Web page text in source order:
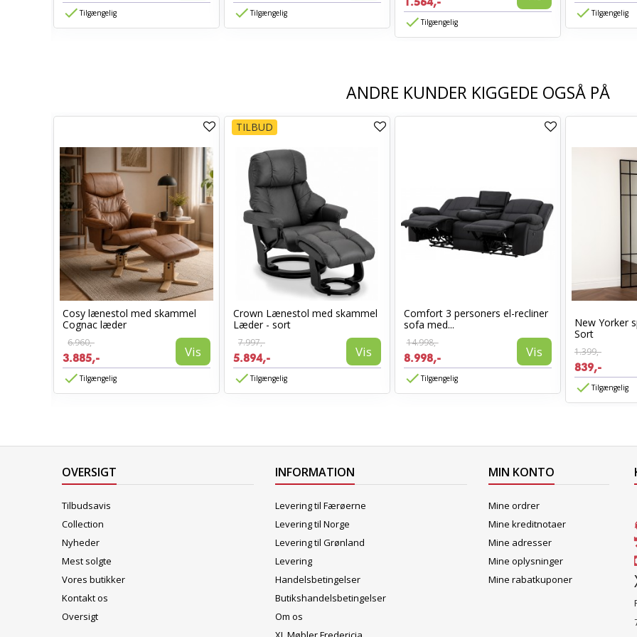
Tilgængelig Tilgængelig
Tilgængelig
Tilgængelig
ANDRE KUNDER KIGGEDE OGSÅ PÅ
Cosy lænestol med skammel
Cognac læder
6.960,-
3.885,- Vis
Tilgængelig
TILBUD
Crown Lænestol med skammel
Læder - sort
7.997,-
5.894,- Vis
Tilgængelig
Comfort 3 personers el-recliner
sofa med...
14.998,-
8.998,- Vis
Tilgængelig
New Yorker
Sort
1.399,-
839,-
Tilgængelig
OVERSIGT
Tilbudsavis
Collection
Nyheder
Mest solgte
Vores butikker
Kontakt os
Oversigt
INFORMATION
Levering til Færøerne
Levering til Norge
Levering til Grønland
Levering
Handelsbetingelser
Butikshandelsbetingelser
Om os
MIN KONTO
Mine ordrer
Mine kreditnotaer
Mine adresser
Mine oplysninger
Mine rabatkuponer